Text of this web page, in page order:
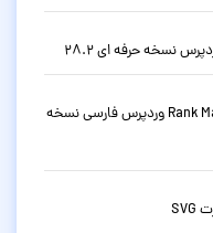
دانلود افزونه سئو حرفه ای رنک مث Rank Math Pro وردپرس فارسی نسخه